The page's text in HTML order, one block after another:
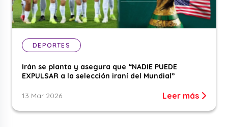
DEPORTES
Irán se planta y asegura que “NADIE PUEDE
EXPULSAR a la selección iraní del Mundial”
13 Mar 2026 Leer más